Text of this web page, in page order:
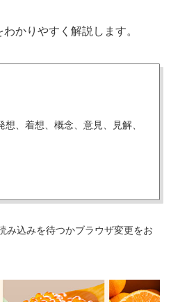
かりやすく解説します。
、着想、概念、意見、見解、
み込みを待つかブラウザ変更をお